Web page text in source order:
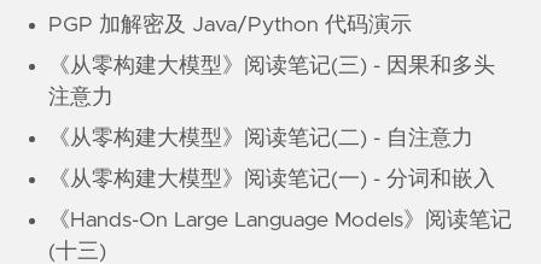
PGP 加解密及 Java/Python 代码演示
《从零构建大模型》阅读笔记(三) - 因果和多头
注意力
《从零构建大模型》阅读笔记(二) - 自注意力
《从零构建大模型》阅读笔记(一) - 分词和嵌入
《Hands-On Large Language Models》阅读笔记
(十三)